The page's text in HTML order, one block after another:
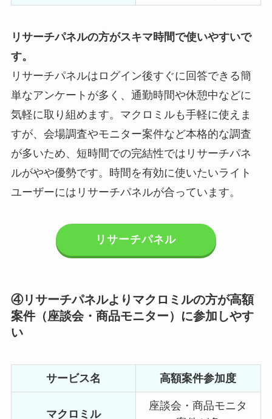
リサーチパネルの方がスキマ時間で使いやすいで
す。
リサーチパネルはログイン後すぐに回答できる簡
単なアンケートが多く、通勤時間や休憩中などに
気軽に取り組めます。マクロミルも手軽に使えま
すが、会場調査やモニター案件など本格的な調査
が多いため、短時間での完結性ではリサーチパネ
ルがやや優勢です。時間を有効に使いたいライト
ユーザーにはリサーチパネルが合っています。
リサーチパネル
④リサーチパネルよりマクロミルの方が高額
案件（座談会・商品モニター）に参加しやす
い
サービス名 高額案件参加度
マクロミル
座談会・商品モニタ